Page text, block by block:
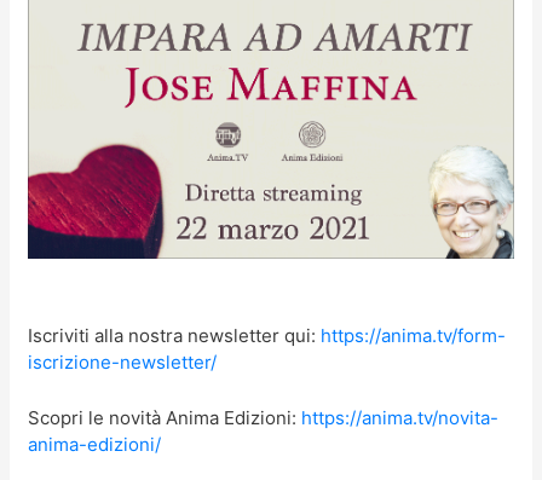
Iscriviti alla nostra newsletter qui: https://anima.tv/form-
iscrizione-newsletter/
Scopri le novità Anima Edizioni: https://anima.tv/novita-
anima-edizioni/